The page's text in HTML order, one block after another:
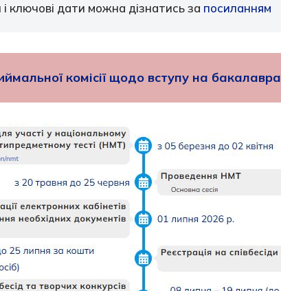
ключові дати можна дізнатись за посиланням
комісії щодо вступу на